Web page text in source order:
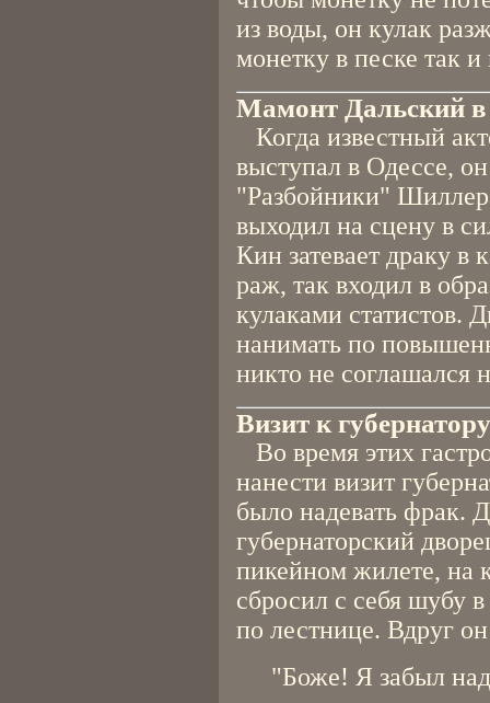
из воды, он кулак
монетку в песке так
Мамонт Дальский
Когда известный
выступал в Одессе,
"Разбойники"
выходил на сцену в
Кин затевает драку в
раж, так входил в
кулаками статистов.
нанимать по
никто не соглашался
Визит к губернатору
Во время этих
нанести визит
было надевать фрак.
губернаторский
пикейном жилете, на
сбросил с себя шубу
по лестнице. Вдруг
"Боже! Я забыл